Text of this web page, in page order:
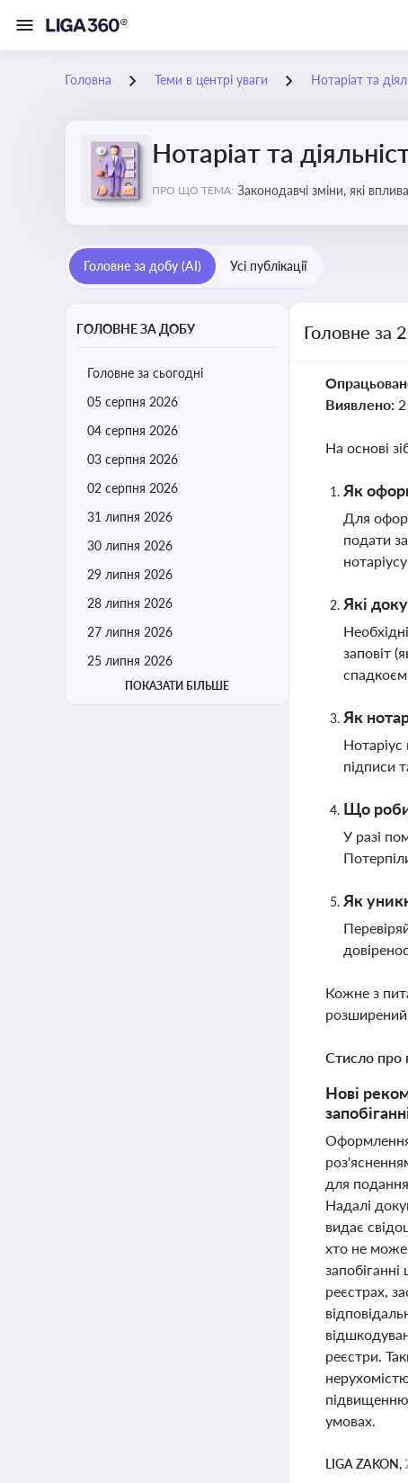
Головна Теми в центрі уваги Нотаріат та
Нотаріат та
ПРО ЩО ТЕМА: Законодавчі зміни, які
Головне за добу (AI) Усі публікації
ГОЛОВНЕ ЗА ДОБУ
Головне за сьогодні
05 серпня 2026
04 серпня 2026
03 серпня 2026
02 серпня 2026
31 липня 2026
30 липня 2026
29 липня 2026
28 липня 2026
27 липня 2026
25 липня 2026
ПОКАЗАТИ БІЛЬШЕ
Головне за
Виявлено:
На основі
Як
Для
подати
Які
заповіт
Як
Нотаріус
підписи
Що
У разі
Як
Кожне з
розширений
Стисло про
Нові
Оформлення
для
Надалі
видає
хто не може
реєстрах,
реєстри.
підвищенню
умовах.
LIGA ZAKON,